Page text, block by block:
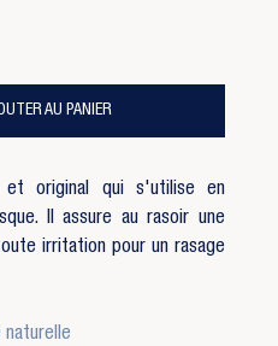
AU PANIER
original qui s'utilise en
Il assure au rasoir une
irritation pour un rasage